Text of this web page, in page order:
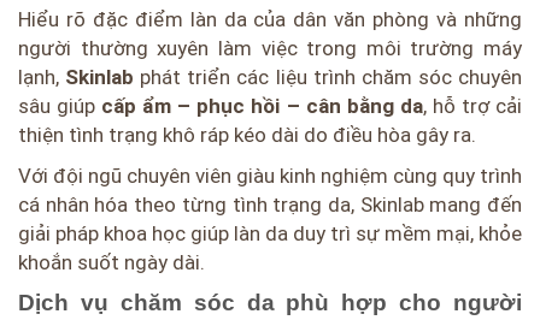
Hiểu rõ đặc điểm làn da của dân văn phòng và những
người thường xuyên làm việc trong môi trường máy
lạnh, Skinlab phát triển các liệu trình chăm sóc chuyên
sâu giúp cấp ẩm – phục hồi – cân bằng da, hỗ trợ cải
thiện tình trạng khô ráp kéo dài do điều hòa gây ra.
Với đội ngũ chuyên viên giàu kinh nghiệm cùng quy trình
cá nhân hóa theo từng tình trạng da, Skinlab mang đến
giải pháp khoa học giúp làn da duy trì sự mềm mại, khỏe
khoắn suốt ngày dài.
Dịch vụ chăm sóc da phù hợp cho người